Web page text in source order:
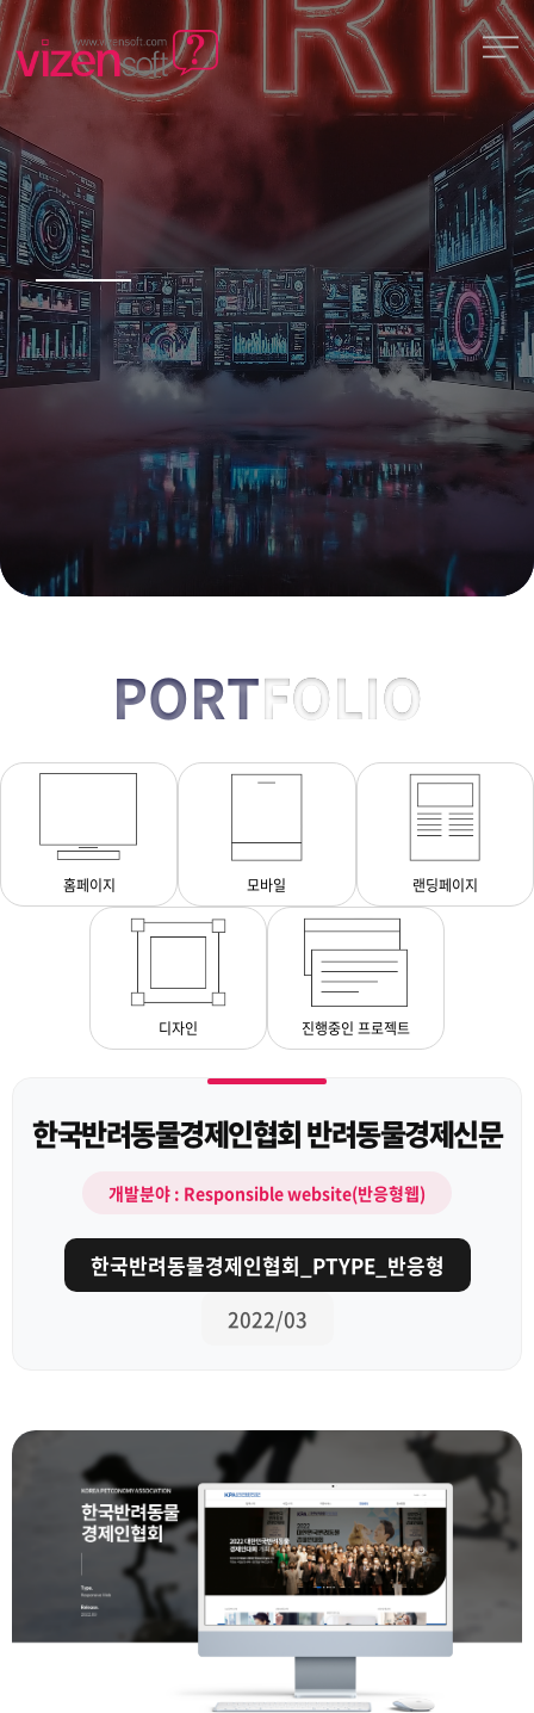
PORTFOLIO
홈페이지 모바일 랜딩페이지
디자인 진행중인 프로젝트
한국반려동물경제인협회 반려동물경제신문
개발분야 : Responsible website(반응형웹)
한국반려동물경제인협회_PTYPE_반응형
2022/03